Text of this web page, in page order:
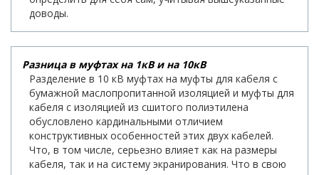
доводы.
Разница в муфтах на 1кВ и на 10кВ
Разделение в 10 кВ муфтах на муфты для кабеля с
бумажной маслопропитанной изоляцией и муфты для
кабеля с изоляцией из сшитого полиэтилена
обусловлено кардинальными отличием
конструктивных особенностей этих двух кабелей.
Что, в том числе, серьезно влияет как на размеры
кабеля, так и на систему экранирования. Что в свою